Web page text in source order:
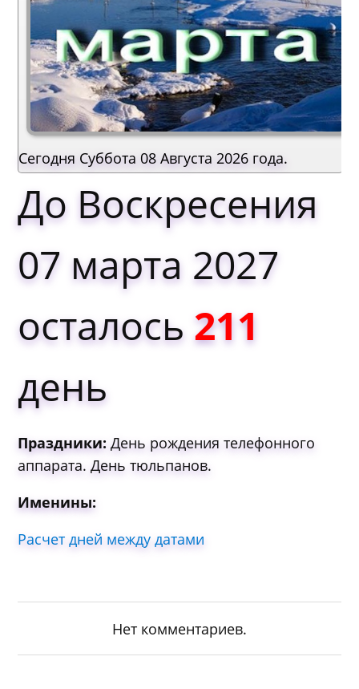
Сегодня Суббота 08 Августа 2026 года.
До Воскресения
07 марта 2027
осталось 211
день
Праздники: День рождения телефонного
аппарата. День тюльпанов.
Именины:
Расчет дней между датами
Нет комментариев.